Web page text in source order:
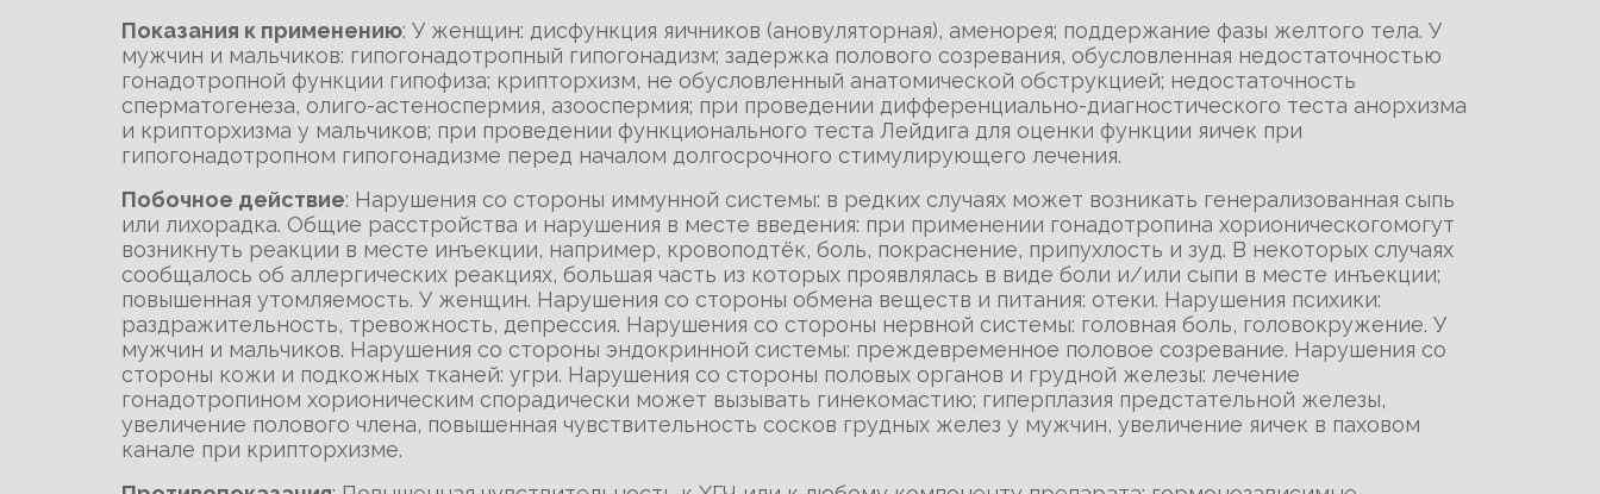
Показания к применению: У женщин: дисфункция яичников (ановуляторная), аменорея; поддержание фазы желтого тела. У
мужчин и мальчиков: гипогонадотропный гипогонадизм; задержка полового созревания, обусловленная недостаточностью
гонадотропной функции гипофиза; крипторхизм, не обусловленный анатомической обструкцией; недостаточность
сперматогенеза, олиго-астеноспермия, азооспермия; при проведении дифференциально-диагностического теста анорхизма
и крипторхизма у мальчиков; при проведении функционального теста Лейдига для оценки функции яичек при
гипогонадотропном гипогонадизме перед началом долгосрочного стимулирующего лечения.
Побочное действие: Нарушения со стороны иммунной системы: в редких случаях может возникать генерализованная сыпь
или лихорадка. Общие расстройства и нарушения в месте введения: при применении гонадотропина хорионическогомогут
возникнуть реакции в месте инъекции, например, кровоподтёк, боль, покраснение, припухлость и зуд. В некоторых случаях
сообщалось об аллергических реакциях, большая часть из которых проявлялась в виде боли и/или сыпи в месте инъекции;
повышенная утомляемость. У женщин. Нарушения со стороны обмена веществ и питания: отеки. Нарушения психики:
раздражительность, тревожность, депрессия. Нарушения со стороны нервной системы: головная боль, головокружение. У
мужчин и мальчиков. Нарушения со стороны эндокринной системы: преждевременное половое созревание. Нарушения со
стороны кожи и подкожных тканей: угри. Нарушения со стороны половых органов и грудной железы: лечение
гонадотропином хорионическим спорадически может вызывать гинекомастию; гиперплазия предстательной железы,
увеличение полового члена, повышенная чувствительность сосков грудных желез у мужчин, увеличение яичек в паховом
канале при крипторхизме.